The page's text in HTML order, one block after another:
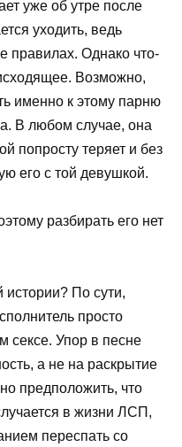
уже об утре после
уходить, ведь
правилах. Однако что-
Возможно,
именно к этому парню
В любом случае, она
попросту теряет и без
его с той девушкой.
разбирать его нет
истории? По сути,
просто
сексе. Упор в песне
а не на раскрытие
предположить, что
в жизни ЛСП,
переспать со